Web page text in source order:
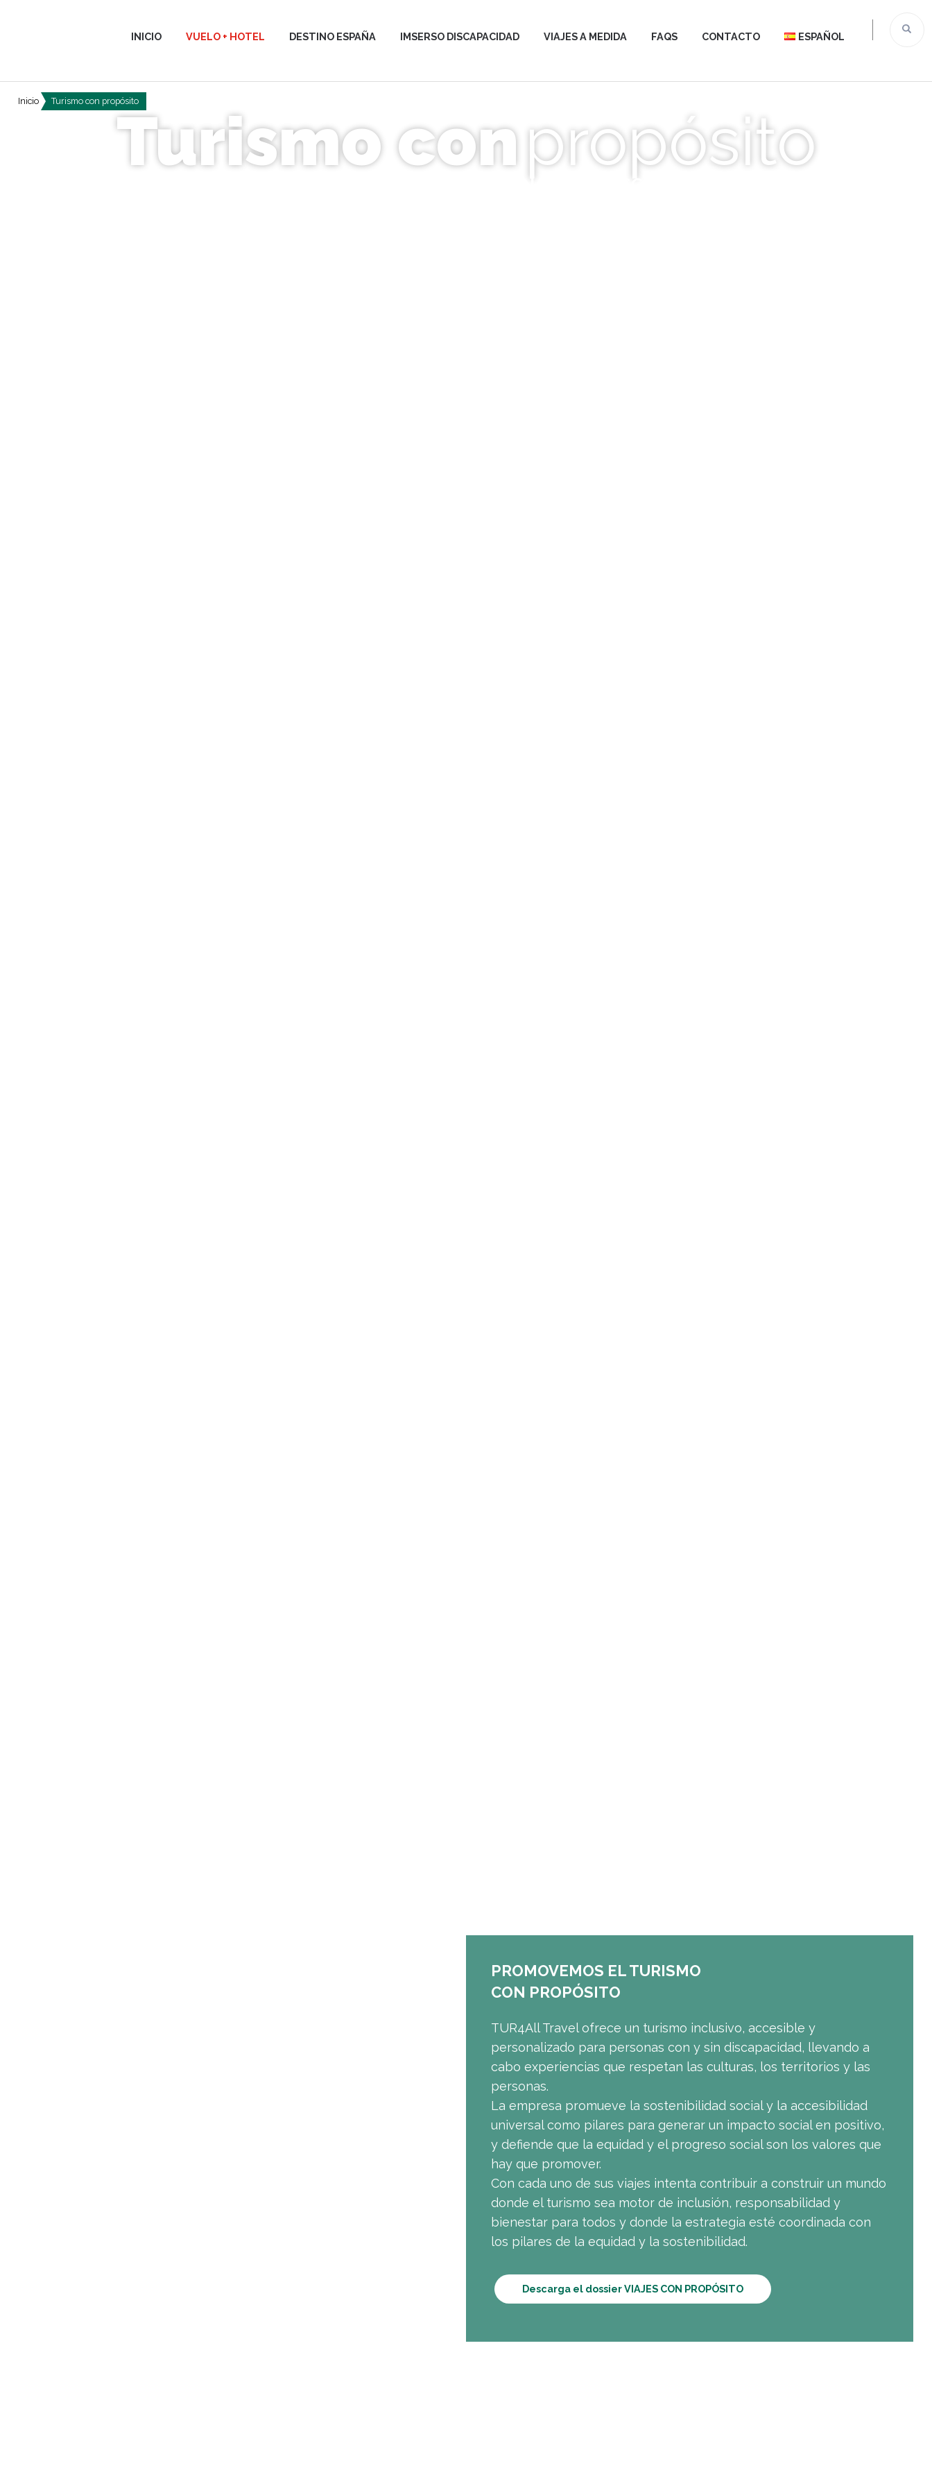
INICIO VUELO + HOTEL DESTINO ESPAÑA IMSERSO DISCAPACIDAD VIAJES A MEDIDA FAQS CONTACTO ESPAÑOL
Inicio Turismo con propósito
REGENERAMOS DESTINOS PARA UN
Turismo conpropósito
PROMOVEMOS EL TURISMO
CON PROPÓSITO
TUR4All Travel ofrece un turismo inclusivo, accesible y
personalizado para personas con y sin discapacidad, llevando a
cabo experiencias que respetan las culturas, los territorios y las
personas.
La empresa promueve la sostenibilidad social y la accesibilidad
universal como pilares para generar un impacto social en positivo,
y defiende que la equidad y el progreso social son los valores que
hay que promover.
Con cada uno de sus viajes intenta contribuir a construir un mundo
donde el turismo sea motor de inclusión, responsabilidad y
bienestar para todos y donde la estrategia esté coordinada con
los pilares de la equidad y la sostenibilidad.
Descarga el dossier VIAJES CON PROPÓSITO